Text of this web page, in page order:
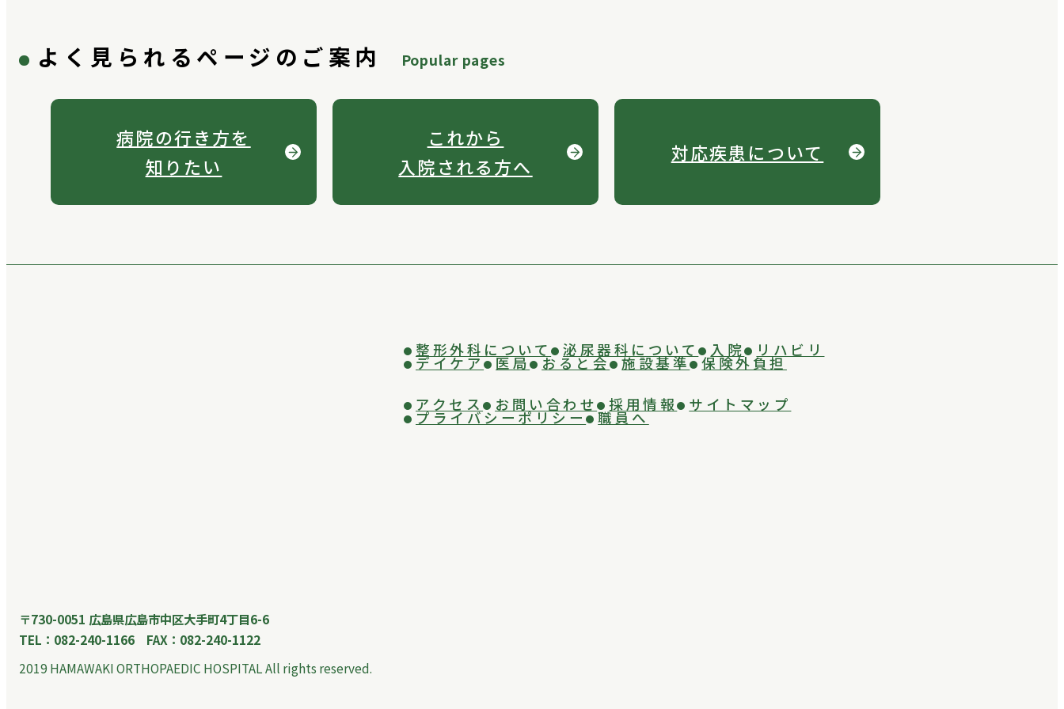
よく見られるページのご案内 Popular pages
病院の行き方を
知りたい
これから
入院される方へ
対応疾患について
〒730-0051 広島県広島市中区大手町4丁目6-6
TEL：082-240-1166 FAX：082-240-1122
2019 HAMAWAKI ORTHOPAEDIC HOSPITAL All rights reserved.
整形外科について 泌尿器科について 入院 リハビリ
デイケア 医局 おると会 施設基準 保険外負担
アクセス お問い合わせ 採用情報 サイトマップ
プライバシーポリシー 職員へ